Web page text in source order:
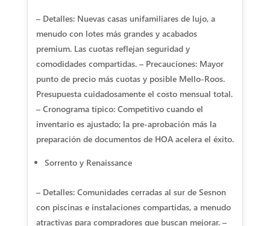
– Detalles: Nuevas casas unifamiliares de lujo, a
menudo con lotes más grandes y acabados
premium. Las cuotas reflejan seguridad y
comodidades compartidas. – Precauciones: Mayor
punto de precio más cuotas y posible Mello-Roos.
Presupuesta cuidadosamente el costo mensual total.
– Cronograma típico: Competitivo cuando el
inventario es ajustado; la pre-aprobación más la
preparación de documentos de HOA acelera el éxito.
Sorrento y Renaissance
– Detalles: Comunidades cerradas al sur de Sesnon
con piscinas e instalaciones compartidas, a menudo
atractivas para compradores que buscan mejorar. –